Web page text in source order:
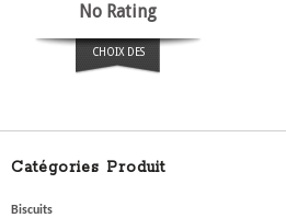
No Rating
CHOIX DES
Catégories Produit
Biscuits